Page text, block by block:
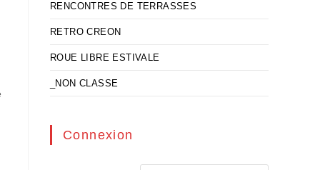
RENCONTRES DE TERRASSES
RETRO CREON
ROUE LIBRE ESTIVALE
_NON CLASSE
Connexion